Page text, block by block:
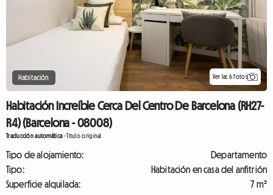
Habitación Ver las 6 fotos
Habitación Increíble Cerca Del Centro De Barcelona (RH27-
R4) (Barcelona - 08008)
Traducción automática-Título original
Tipo de alojamiento:
Departamento
Tipo:
Habitación en casa del anfitrión
Superficie alquilada:
7 m²